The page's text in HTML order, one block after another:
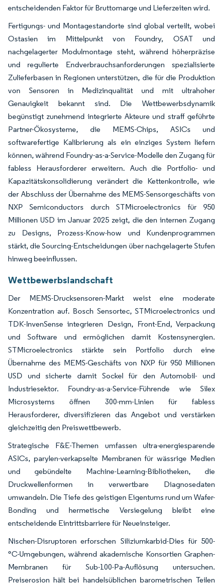
entscheidenden Faktor für Bruttomarge und Lieferzeiten wird.
Fertigungs- und Montagestandorte sind global verteilt, wobei
Ostasien im Mittelpunkt von Foundry, OSAT und
nachgelagerter Modulmontage steht, während höherpräzise
und regulierte Endverbrauchsanforderungen spezialisierte
Zulieferbasen in Regionen unterstützen, die für die Produktion
von Sensoren in Medizinqualität und mit ultrahoher
Genauigkeit bekannt sind. Die Wettbewerbsdynamik
begünstigt zunehmend integrierte Akteure und straff geführte
Partner-Ökosysteme, die MEMS-Chips, ASICs und
softwarefertige Kalibrierung als ein einziges System liefern
können, während Foundry-as-a-Service-Modelle den Zugang für
fabless Herausforderer erweitern. Auch die Portfolio- und
Kapazitätskonsolidierung verändert die Kettenkontrolle, wie
der Abschluss der Übernahme des MEMS-Sensorgeschäfts von
NXP Semiconductors durch STMicroelectronics für 950
Millionen USD im Januar 2025 zeigt, die den internen Zugang
zu Designs, Prozess-Know-how und Kundenprogrammen
stärkt, die Sourcing-Entscheidungen über nachgelagerte Stufen
hinweg beeinflussen.
Wettbewerbslandschaft
Der MEMS-Drucksensoren-Markt weist eine moderate
Konzentration auf. Bosch Sensortec, STMicroelectronics und
TDK-InvenSense integrieren Design, Front-End, Verpackung
und Software und ermöglichen damit Kostensynergien.
STMicroelectronics stärkte sein Portfolio durch eine
Übernahme des MEMS-Geschäfts von NXP für 950 Millionen
USD und sicherte damit Sockel für den Automobil- und
Industriesektor. Foundry-as-a-Service-Führende wie Silex
Microsystems öffnen 300-mm-Linien für fabless
Herausforderer, diversifizieren das Angebot und verstärken
gleichzeitig den Preiswettbewerb.
Strategische F&E-Themen umfassen ultra-energiesparende
ASICs, parylen-verkapselte Membranen für wässrige Medien
und gebündelte Machine-Learning-Bibliotheken, die
Druckwellenformen in verwertbare Diagnosedaten
umwandeln. Die Tiefe des geistigen Eigentums rund um Wafer-
Bonding und hermetische Versiegelung bleibt eine
entscheidende Eintrittsbarriere für Neueinsteiger.
Nischen-Disruptoren erforschen Siliziumkarbid-Dies für 500-
°C-Umgebungen, während akademische Konsortien Graphen-
Membranen für Sub-100-Pa-Auflösung untersuchen.
Preiserosion hält bei handelsüblichen barometrischen Teilen